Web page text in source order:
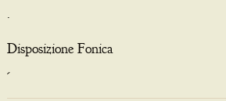
.
Disposizione Fonica
-